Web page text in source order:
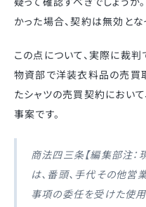
かった場合、契約は無効とな
この点について、実際に裁
物資部で洋装衣料品の売買
たシャツの売買契約におい
事案です。
商法四三条【編集部注
は、番頭、手代その他
事項の委任を受けた使